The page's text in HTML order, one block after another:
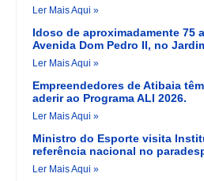
Ler Mais Aqui »
Idoso de aproximadamente 75
Avenida Dom Pedro II, no
Ler Mais Aqui »
Empreendedores de Atibaia
aderir ao Programa ALI 2026.
Ler Mais Aqui »
Ministro do Esporte visita
referência nacional no
Ler Mais Aqui »